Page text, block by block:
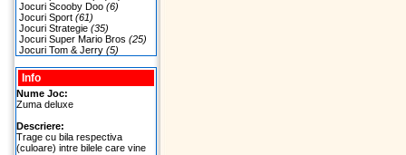
Jocuri Scooby Doo (6)
Jocuri Sport (61)
Jocuri Strategie (35)
Jocuri Super Mario Bros (25)
Jocuri Tom & Jerry (5)
Info
Nume Joc:
Zuma deluxe
Descriere:
Trage cu bila respectiva
(culoare) intre bilele care vine